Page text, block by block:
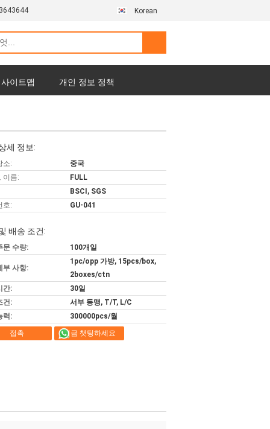
Korean
사이트맵 개인 정보 정책
세 정보:
소:
중국
이름:
FULL
BSCI, SGS
호:
GU-041
배송 조건:
문 수량: 100개일
부 사항:
1pc/opp 가방, 15pcs/box,
2boxes/ctn
간:
30일
건:
서부 동맹, T/T, L/C
력:
300000pcs/월
접촉
지금 챗팅하세요